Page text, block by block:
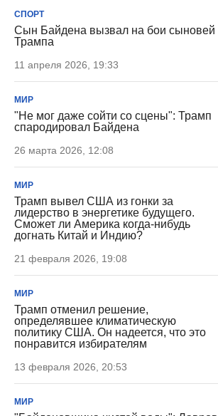
СПОРТ
Сын Байдена вызвал на бои сыновей
Трампа
11 апреля 2026, 19:33
МИР
"Не мог даже сойти со сцены": Трамп
спародировал Байдена
26 марта 2026, 12:08
МИР
Трамп вывел США из гонки за
лидерство в энергетике будущего.
Сможет ли Америка когда-нибудь
догнать Китай и Индию?
21 февраля 2026, 19:08
МИР
Трамп отменил решение,
определявшее климатическую
политику США. Он надеется, что это
понравится избирателям
13 февраля 2026, 20:53
МИР